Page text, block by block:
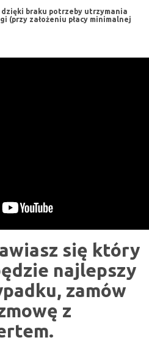
dzięki braku potrzeby utrzymania
(przy założeniu płacy minimalnej
się który
najlepszy
zamów
z